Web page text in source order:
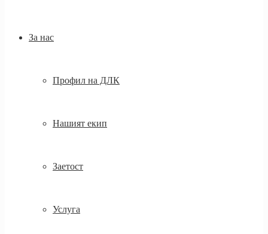
За нас
Профил на ДЛК
Нашият екип
Заетост
Услуга